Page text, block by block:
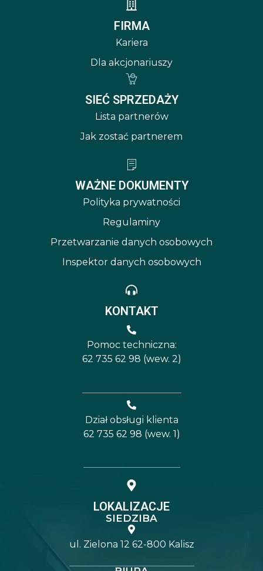
FIRMA
Kariera
Dla akcjonariuszy
SIEĆ SPRZEDAŻY
Lista partnerów
Jak zostać partnerem
WAŻNE DOKUMENTY
Polityka prywatności
Regulaminy
Przetwarzanie danych osobowych
Inspektor danych osobowych
KONTAKT
Pomoc techniczna:
62 735 62 98 (wew. 2)
Dział obsługi klienta
62 735 62 98 (wew. 1)
LOKALIZACJE
SIEDZIBA
ul. Zielona 12 62-800 Kalisz